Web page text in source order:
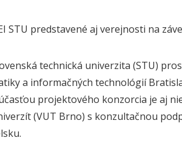
STU predstavené aj verejnosti na
technická univerzita (STU)
a informačných technológií
projektového konzorcia je aj
(VUT Brno) s konzultačnou